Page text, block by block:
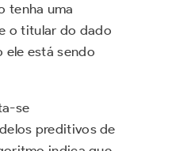
tenha uma
o titular do dado
ele está sendo
se
preditivos de